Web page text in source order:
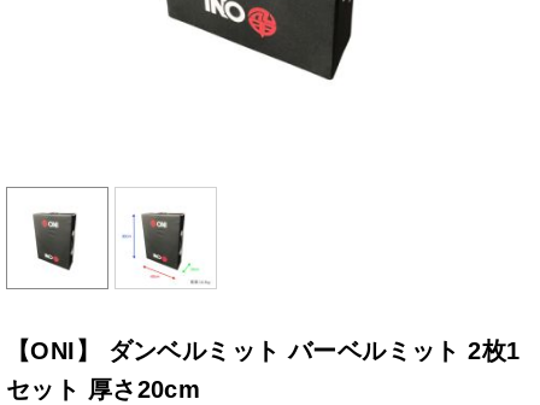
【ONI】 ダンベルミット バーベルミット 2枚1
セット 厚さ20cm